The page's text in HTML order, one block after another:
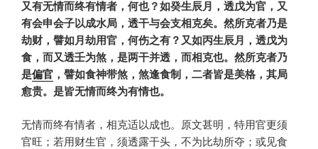
又有无情而终有情者，何也？如癸生辰月，透戊为官，又
有会申会子以成水局，透干与会支相克矣。然所克者乃是
劫财，譬如月劫用官，何伤之有？又如丙生辰月，透戊为
食，而又透壬为煞，是两干并透，而相克也。然所克者乃
是偏官 ，譬如食神带煞，煞逢食制，二者皆是美格，其局
愈贵。是皆无情而终为有情也。
无情而终有情者，相克适以成也。原文甚明，特用官更须
官旺；若用财生官，须透露干头，不为比劫所夺；或见食